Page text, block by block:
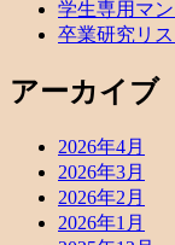
学生専用マ
卒業研究リス
アーカイブ
2026年4月
2026年3月
2026年2月
2026年1月